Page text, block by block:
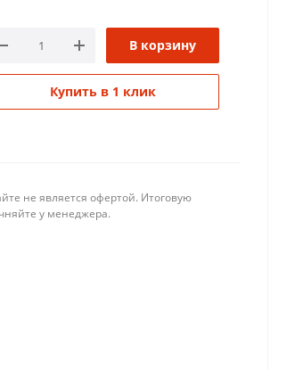
В корзину
Купить в 1 клик
не является офертой. Итоговую
у менеджера.